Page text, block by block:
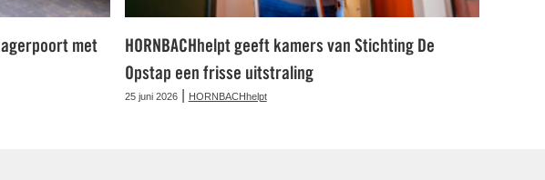
met
HORNBACHhelpt geeft kamers van Stichting De
Opstap een frisse uitstraling
25 juni 2026| HORNBACHhelpt